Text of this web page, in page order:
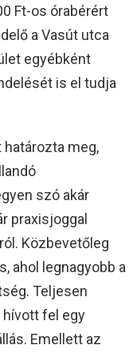
Ft-os órabérért
a Vasút utca
egyébként
is el tudja
meg,
szó akár
praxisjoggal
Közbevetőleg
ahol legnagyobb a
Teljesen
fel egy
Emellett az